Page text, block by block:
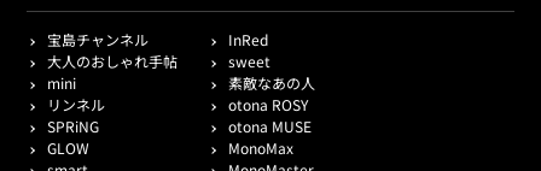
宝島チャンネル
InRed
大人のおしゃれ手帖
sweet
mini
素敵なあの人
リンネル
otona ROSY
SPRiNG
otona MUSE
GLOW
MonoMax